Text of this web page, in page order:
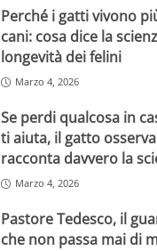
Perché i gatti vivono
cani: cosa dice la
longevità dei felini
Marzo 4, 2026
Se perdi qualcosa in
ti aiuta, il gatto
racconta davvero la
Marzo 4, 2026
Pastore Tedesco, il
che non passa mai di